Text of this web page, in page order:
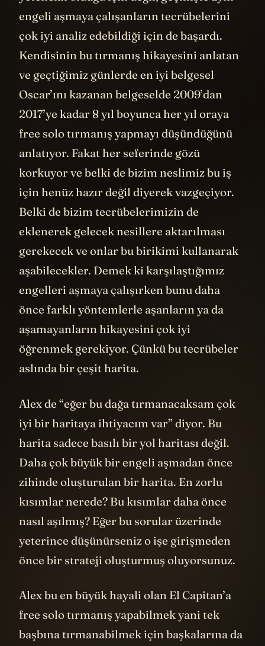
engeli aşmaya çalışanların tecrübelerini
çok iyi analiz edebildiği için de başardı.
Kendisinin bu tırmanış hikayesini anlatan
ve geçtiğimiz günlerde en iyi belgesel
Oscar’ını kazanan belgeselde 2009’dan
2017’ye kadar 8 yıl boyunca her yıl oraya
free solo tırmanış yapmayı düşündüğünü
anlatıyor. Fakat her seferinde gözü
korkuyor ve belki de bizim neslimiz bu iş
için henüz hazır değil diyerek vazgeçiyor.
Belki de bizim tecrübelerimizin de
eklenerek gelecek nesillere aktarılması
gerekecek ve onlar bu birikimi kullanarak
aşabilecekler. Demek ki karşılaştığımız
engelleri aşmaya çalışırken bunu daha
önce farklı yöntemlerle aşanların ya da
aşamayanların hikayesini çok iyi
öğrenmek gerekiyor. Çünkü bu tecrübeler
aslında bir çeşit harita.
Alex de “eğer bu dağa tırmanacaksam çok
iyi bir haritaya ihtiyacım var” diyor. Bu
harita sadece basılı bir yol haritası değil.
Daha çok büyük bir engeli aşmadan önce
zihinde oluşturulan bir harita. En zorlu
kısımlar nerede? Bu kısımlar daha önce
nasıl aşılmış? Eğer bu sorular üzerinde
yeterince düşünürseniz o işe girişmeden
önce bir strateji oluşturmuş oluyorsunuz.
Alex bu en büyük hayali olan El Capitan’a
free solo tırmanış yapabilmek yani tek
başbına tırmanabilmek için başkalarına da